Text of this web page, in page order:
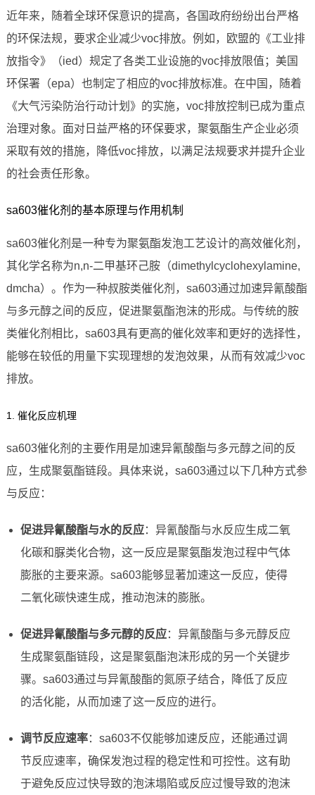
近年来，随着全球环保意识的提高，各国政府纷纷出台严格
的环保法规，要求企业减少voc排放。例如，欧盟的《工业排
放指令》（ied）规定了各类工业设施的voc排放限值；美国
环保署（epa）也制定了相应的voc排放标准。在中国，随着
《大气污染防治行动计划》的实施，voc排放控制已成为重点
治理对象。面对日益严格的环保要求，聚氨酯生产企业必须
采取有效的措施，降低voc排放，以满足法规要求并提升企业
的社会责任形象。
sa603催化剂的基本原理与作用机制
sa603催化剂是一种专为聚氨酯发泡工艺设计的高效催化剂，
其化学名称为n,n-二甲基环己胺（dimethylcyclohexylamine,
dmcha）。作为一种叔胺类催化剂，sa603通过加速异氰酸酯
与多元醇之间的反应，促进聚氨酯泡沫的形成。与传统的胺
类催化剂相比，sa603具有更高的催化效率和更好的选择性，
能够在较低的用量下实现理想的发泡效果，从而有效减少voc
排放。
1. 催化反应机理
sa603催化剂的主要作用是加速异氰酸酯与多元醇之间的反
应，生成聚氨酯链段。具体来说，sa603通过以下几种方式参
与反应：
促进异氰酸酯与水的反应：异氰酸酯与水反应生成二氧
化碳和脲类化合物，这一反应是聚氨酯发泡过程中气体
膨胀的主要来源。sa603能够显著加速这一反应，使得
二氧化碳快速生成，推动泡沫的膨胀。
促进异氰酸酯与多元醇的反应：异氰酸酯与多元醇反应
生成聚氨酯链段，这是聚氨酯泡沫形成的另一个关键步
骤。sa603通过与异氰酸酯的氮原子结合，降低了反应
的活化能，从而加速了这一反应的进行。
调节反应速率：sa603不仅能够加速反应，还能通过调
节反应速率，确保发泡过程的稳定性和可控性。这有助
于避免反应过快导致的泡沫塌陷或反应过慢导致的泡沫